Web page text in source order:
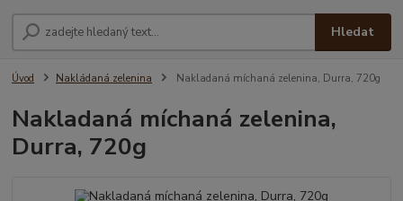
Hledat
Úvod Nakládaná zelenina Nakladaná míchaná zelenina, Durra, 720g
Nakladaná míchaná zelenina,
Durra, 720g